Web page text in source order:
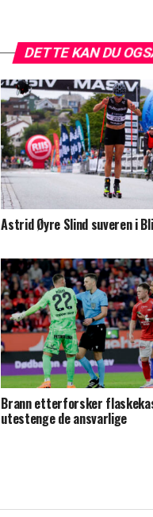
DETTE KAN DU
Astrid Øyre Slind suveren i
Brann etterforsker
utestenge de ansvarlige